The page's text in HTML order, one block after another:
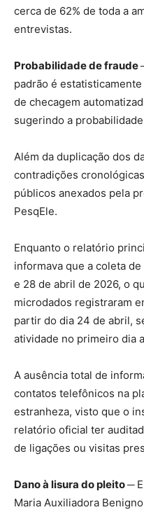
cerca de 62% de toda a
entrevistas.
Probabilidade de fraude
padrão é
de checagem
sugerindo a
Além da duplicação dos
contradições
públicos anexados pela
PesqEle.
Enquanto o relatório
informava que a coleta
e 28 de abril de 2026, o
microdados registraram
partir do dia 24 de abril,
atividade no primeiro dia
A ausência total de
contatos telefônicos na
estranheza, visto que o
relatório oficial ter
de ligações ou visitas
Dano à lisura do pleito ─
Maria Auxiliadora